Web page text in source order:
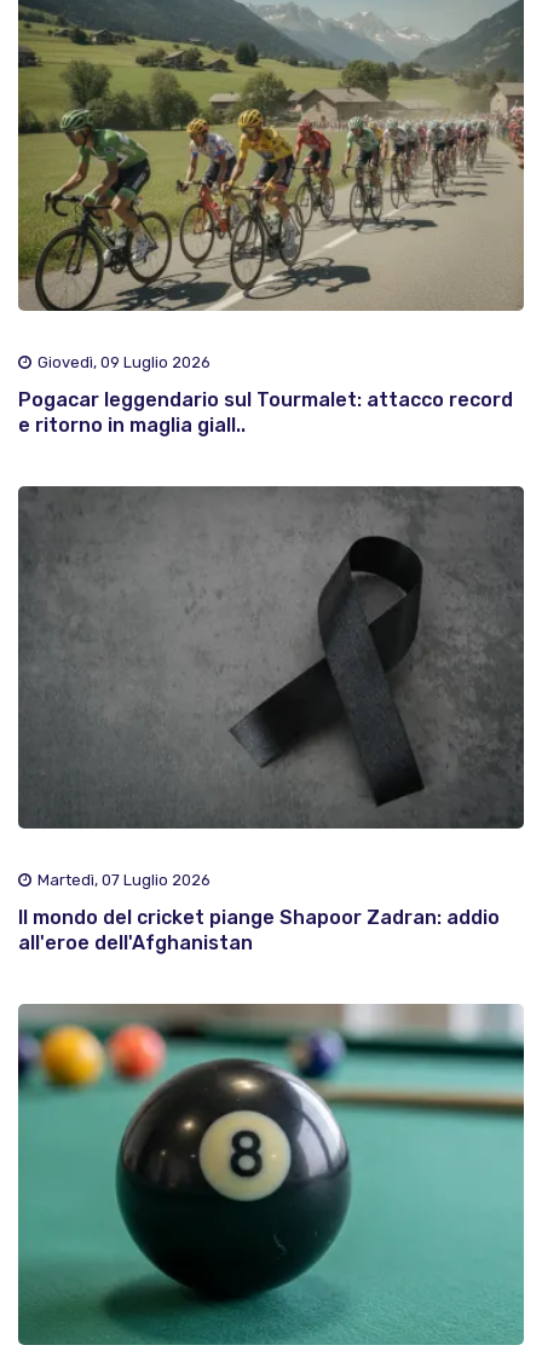
Giovedì, 09 Luglio 2026
Pogacar leggendario sul Tourmalet: attacco record
e ritorno in maglia giall..
Martedì, 07 Luglio 2026
Il mondo del cricket piange Shapoor Zadran: addio
all'eroe dell'Afghanistan